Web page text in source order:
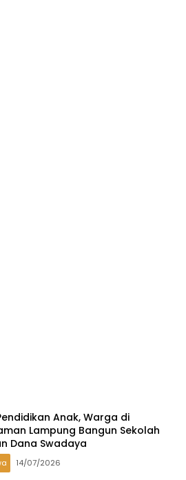
Anak, Warga di
Lampung Bangun Sekolah
Dana Swadaya
14/07/2026